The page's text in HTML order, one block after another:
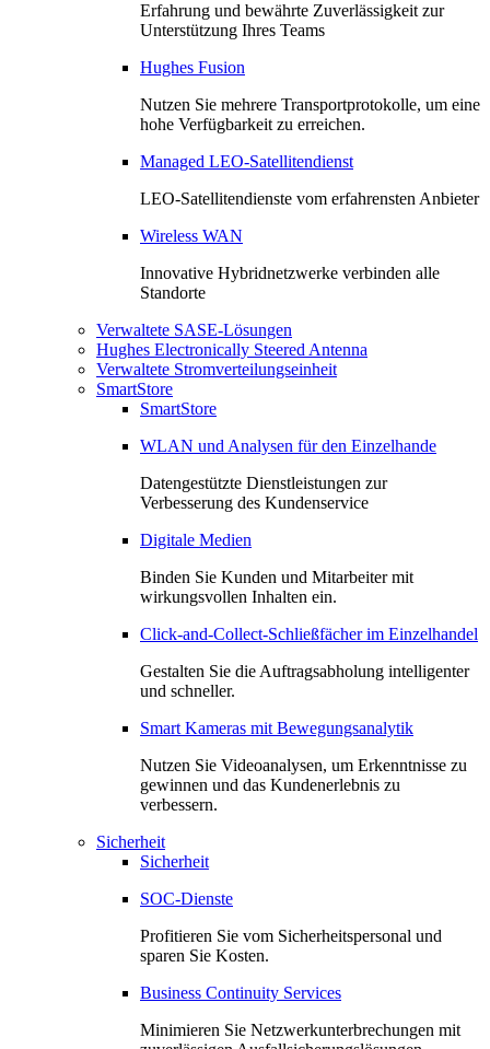
Erfahrung und bewährte Zuverlässigkeit zur
Unterstützung Ihres Teams
Hughes Fusion
Nutzen Sie mehrere Transportprotokolle, um eine
hohe Verfügbarkeit zu erreichen.
Managed LEO-Satellitendienst
LEO-Satellitendienste vom erfahrensten Anbieter
Wireless WAN
Innovative Hybridnetzwerke verbinden alle
Standorte
Verwaltete SASE-Lösungen
Hughes Electronically Steered Antenna
Verwaltete Stromverteilungseinheit
SmartStore
SmartStore
WLAN und Analysen für den Einzelhande
Datengestützte Dienstleistungen zur
Verbesserung des Kundenservice
Digitale Medien
Binden Sie Kunden und Mitarbeiter mit
wirkungsvollen Inhalten ein.
Click-and-Collect-Schließfächer im Einzelhandel
Gestalten Sie die Auftragsabholung intelligenter
und schneller.
Smart Kameras mit Bewegungsanalytik
Nutzen Sie Videoanalysen, um Erkenntnisse zu
gewinnen und das Kundenerlebnis zu
verbessern.
Sicherheit
Sicherheit
SOC-Dienste
Profitieren Sie vom Sicherheitspersonal und
sparen Sie Kosten.
Business Continuity Services
Minimieren Sie Netzwerkunterbrechungen mit